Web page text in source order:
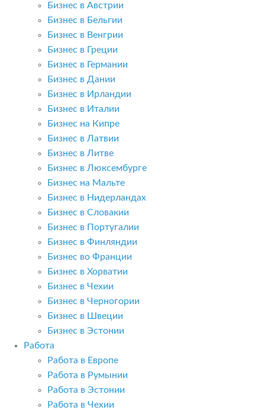
Бизнес в Австрии
Бизнес в Бельгии
Бизнес в Венгрии
Бизнес в Греции
Бизнес в Германии
Бизнес в Дании
Бизнес в Ирландии
Бизнес в Италии
Бизнес на Кипре
Бизнес в Латвии
Бизнес в Литве
Бизнес в Люксембурге
Бизнес на Мальте
Бизнес в Нидерландах
Бизнес в Словакии
Бизнес в Португалии
Бизнес в Финляндии
Бизнес во Франции
Бизнес в Хорватии
Бизнес в Чехии
Бизнес в Черногории
Бизнес в Швеции
Бизнес в Эстонии
Работа
Работа в Европе
Работа в Румынии
Работа в Эстонии
Работа в Чехии